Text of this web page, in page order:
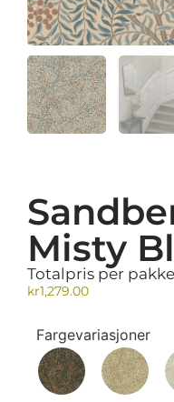
Misty
Totalpris per
kr1,279.00
Fargevariasjoner